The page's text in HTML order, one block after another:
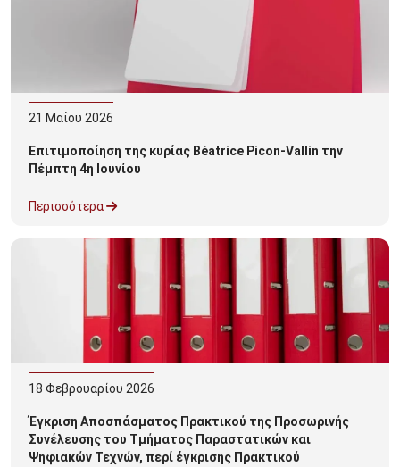
21 Μαΐου 2026
Επιτιμοποίηση της κυρίας Béatrice Picon-Vallin την
Πέμπτη 4η Ιουνίου
Περισσότερα
18 Φεβρουαρίου 2026
Έγκριση Αποσπάσματος Πρακτικού της Προσωρινής
Συνέλευσης του Τμήματος Παραστατικών και
Ψηφιακών Τεχνών, περί έγκρισης Πρακτικού